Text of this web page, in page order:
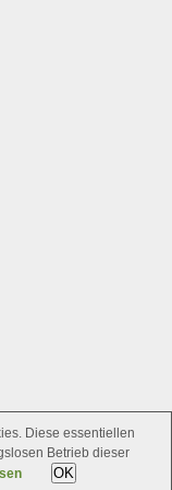
Diese essentiellen
Betrieb dieser
OK